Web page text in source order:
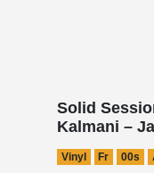
Solid
Kalmani –
Vinyl Fr 00s